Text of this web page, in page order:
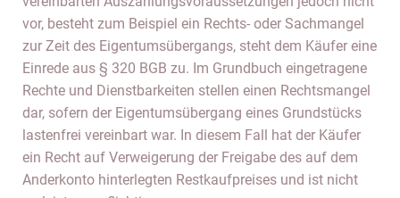
vor, besteht zum Beispiel ein Rechts- oder Sachmangel
zur Zeit des Eigentumsübergangs, steht dem Käufer eine
Einrede aus § 320 BGB zu. Im Grundbuch eingetragene
Rechte und Dienstbarkeiten stellen einen Rechtsmangel
dar, sofern der Eigentumsübergang eines Grundstücks
lastenfrei vereinbart war. In diesem Fall hat der Käufer
ein Recht auf Verweigerung der Freigabe des auf dem
Anderkonto hinterlegten Restkaufpreises und ist nicht